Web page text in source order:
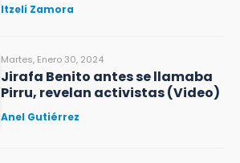
Itzeli Zamora
Martes, Enero 30, 2024
Jirafa Benito antes se llamaba
Pirru, revelan activistas (Video)
Anel Gutiérrez